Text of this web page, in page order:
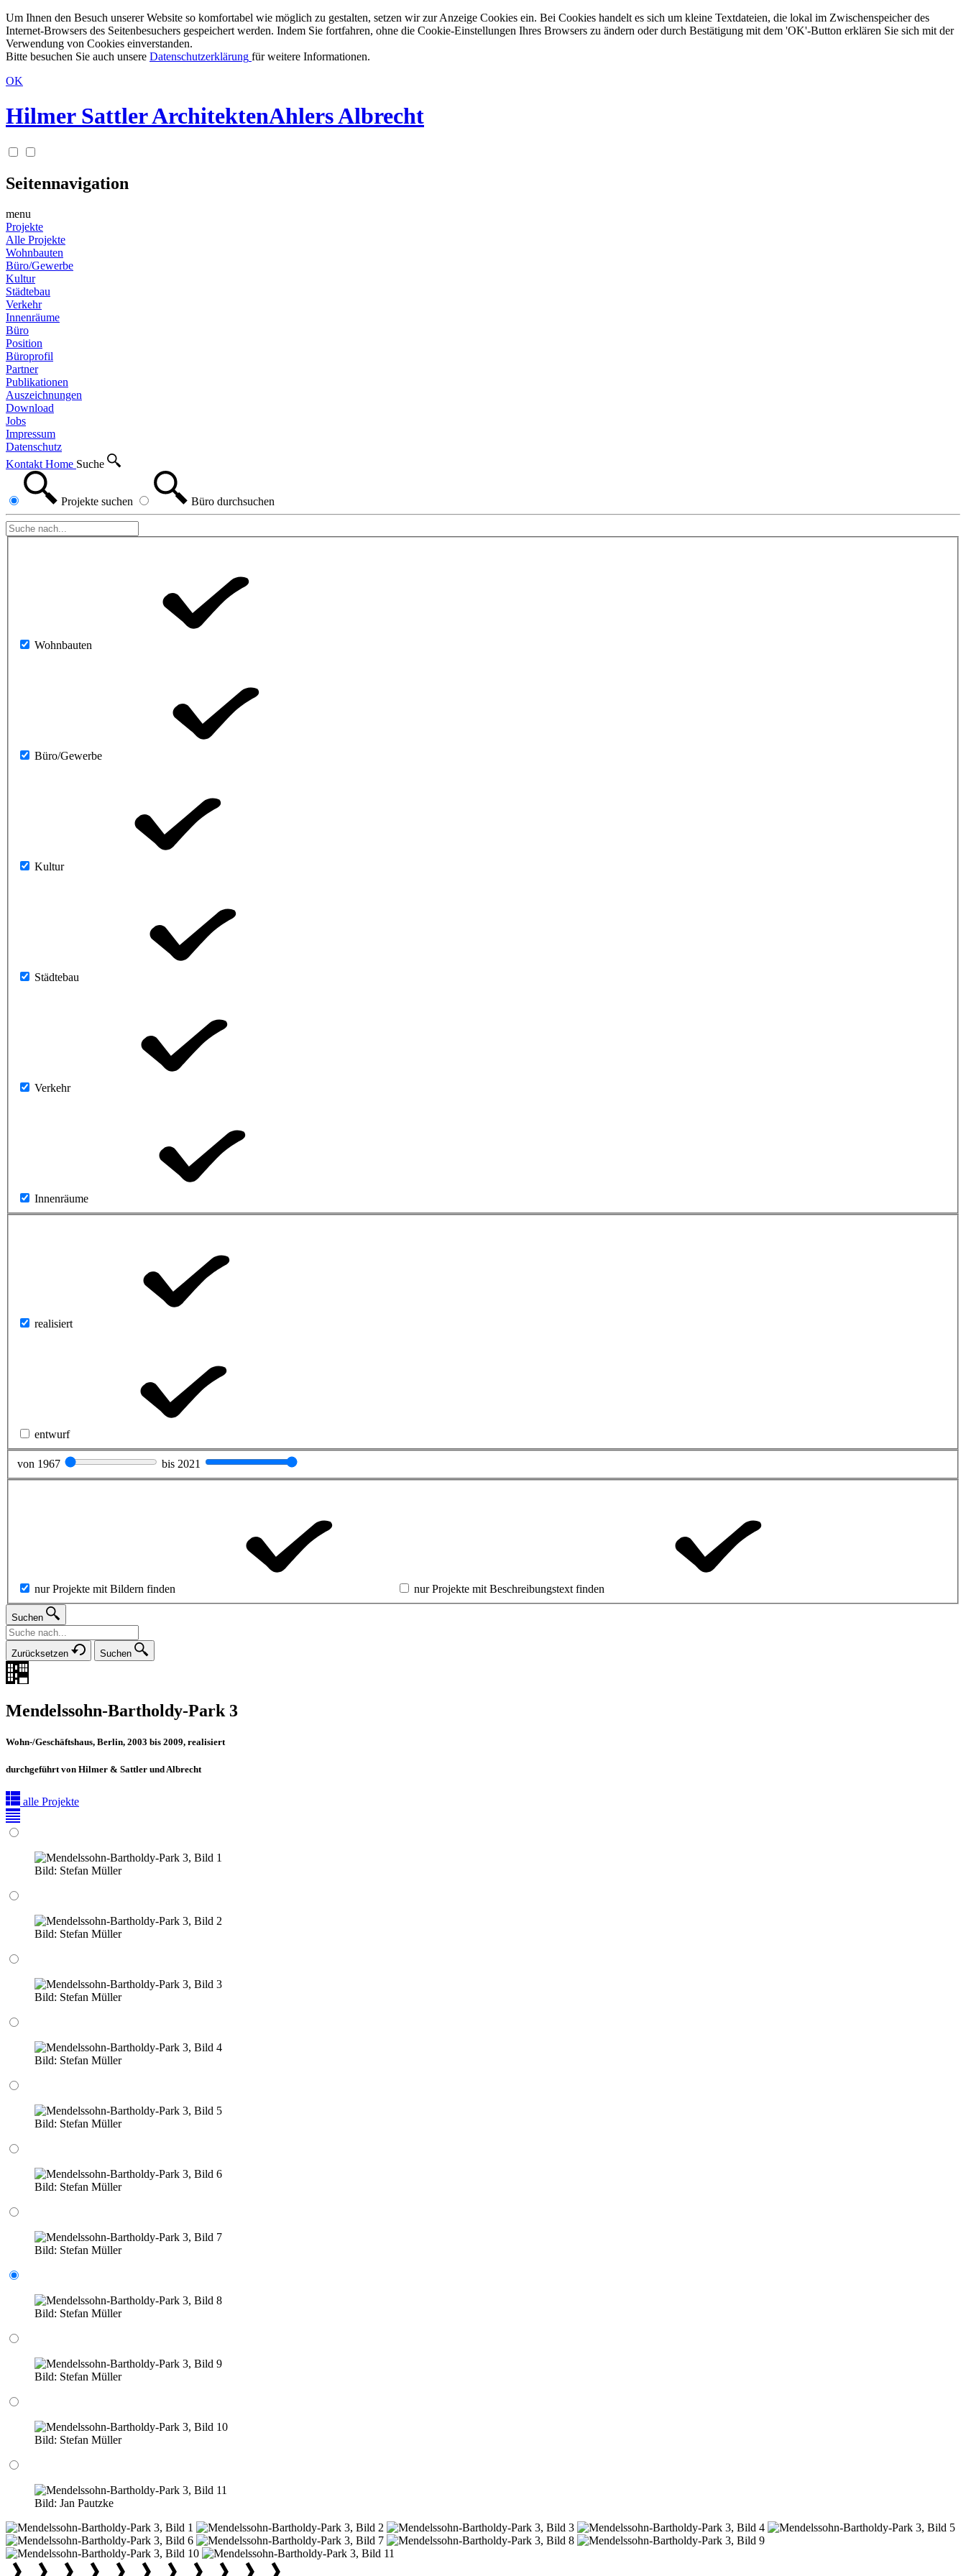
Um Ihnen den Besuch unserer Website so komfortabel wie möglich zu gestalten, setzen wir zur Anzeige Cookies ein. Bei Cookies handelt es sich um kleine Textdateien, die lokal im Zwischenspeicher des
Internet-Browsers des Seitenbesuchers gespeichert werden. Indem Sie fortfahren, ohne die Cookie-Einstellungen Ihres Browsers zu ändern oder durch Bestätigung mit dem 'OK'-Button erklären Sie sich mit der
Verwendung von Cookies einverstanden.
Bitte besuchen Sie auch unsere Datenschutzerklärung für weitere Informationen.
OK
Hilmer Sattler ArchitektenAhlers Albrecht
Seitennavigation
menu
Projekte
Alle Projekte
Wohnbauten
Büro/Gewerbe
Kultur
Städtebau
Verkehr
Innenräume
Büro
Position
Büroprofil
Partner
Publikationen
Auszeichnungen
Download
Jobs
Impressum
Datenschutz
Kontakt Home Suche
Projekte suchen Büro durchsuchen
Wohnbauten
Büro/Gewerbe
Kultur
Städtebau
Verkehr
Innenräume
realisiert
entwurf
von 1967 bis 2021
nur Projekte mit Bildern finden nur Projekte mit Beschreibungstext finden
Suchen
Zurücksetzen Suchen
Mendelssohn-Bartholdy-Park 3
Wohn-/Geschäftshaus, Berlin, 2003 bis 2009, realisiert
durchgeführt von Hilmer & Sattler und Albrecht
alle Projekte
Bild: Stefan Müller
Bild: Stefan Müller
Bild: Stefan Müller
Bild: Stefan Müller
Bild: Stefan Müller
Bild: Stefan Müller
Bild: Stefan Müller
Bild: Stefan Müller
Bild: Stefan Müller
Bild: Stefan Müller
Bild: Jan Pautzke